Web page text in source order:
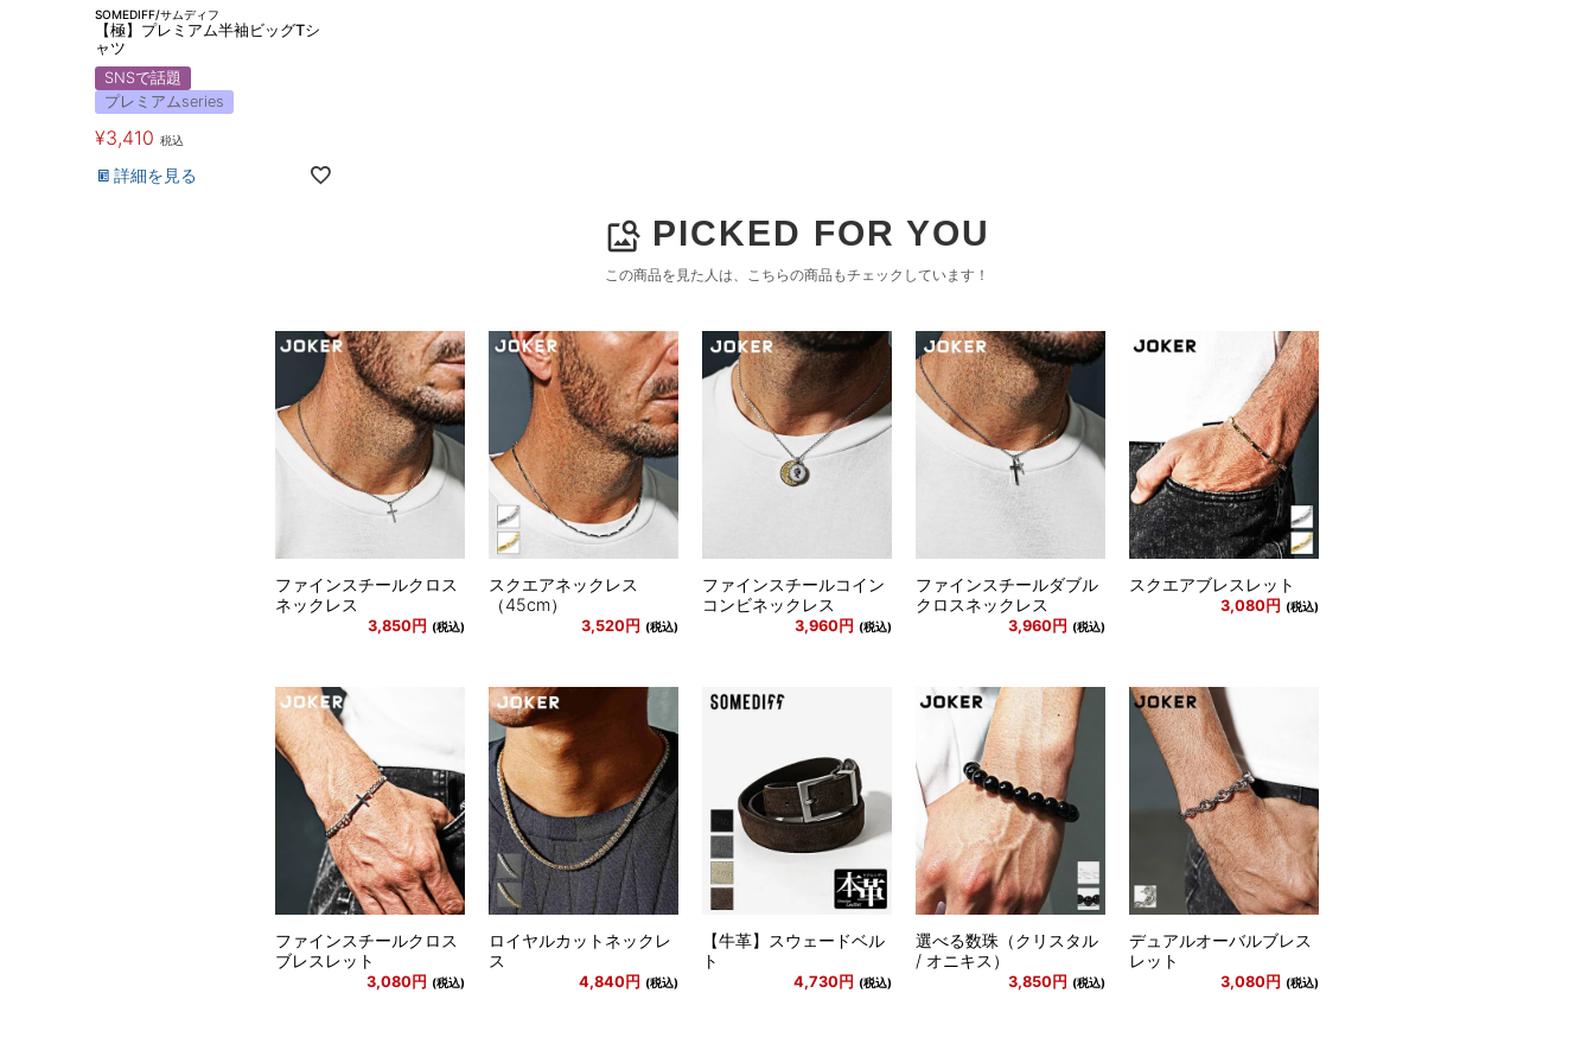
SOMEDIFF/サムディフ
【極】プレミアム半袖ビッグTシ
ャツ
SNSで話題
プレミアムseries
¥3,410 税込
詳細を見る
image_search PICKED FOR YOU
この商品を見た人は、こちらの商品もチェックしています！
ファインスチールクロス
ネックレス
3,850円 (税込)
スクエアネックレス
（45cm）
3,520円 (税込)
ファインスチールコイン
コンビネックレス
3,960円 (税込)
ファインスチールダブル
クロスネックレス
3,960円 (税込)
スクエアブレスレット
3,080円 (税込)
ファインスチールクロス
ブレスレット
3,080円 (税込)
ロイヤルカットネックレ
ス
4,840円 (税込)
【牛革】スウェードベル
ト
4,730円 (税込)
選べる数珠（クリスタル
/ オニキス）
3,850円 (税込)
デュアルオーバルブレス
レット
3,080円 (税込)